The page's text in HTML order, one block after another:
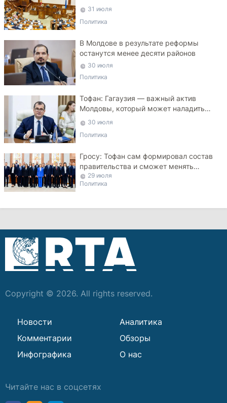
критикует законопроект
31 июля
Политика
В Молдове в результате реформы
останутся менее десяти районов
30 июля
Политика
Тофан: Гагаузия — важный актив
Молдовы, который может наладить
мосты с Турцией
30 июля
Политика
Гросу: Тофан сам формировал состав
правительства и сможет менять
министров
29 июля
Политика
Copyright © 2026. All rights reserved.
Новости
Аналитика
Комментарии
Обзоры
Инфографика
О нас
Читайте нас в соцсетях